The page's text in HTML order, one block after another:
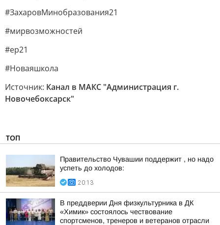
#ЗахаровМинобразования21
#мирвозможностей
#ер21
#Новаяшкола
Источник: Канал в МАКС "Администрация г.
Новочебоксарск"
ТОП
Правительство Чувашии поддержит , но надо
успеть до холодов:
20:13
В преддверии Дня физкультурника в ДК
«Химик» состоялось чествование
спортсменов, тренеров и ветеранов отрасли